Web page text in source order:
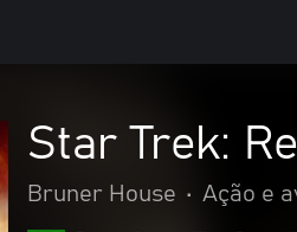
Star Trek:
Bruner House • Ação e